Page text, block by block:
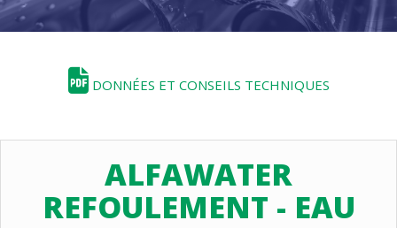
DONNÉES ET CONSEILS TECHNIQUES
ALFAWATER
REFOULEMENT - EAU